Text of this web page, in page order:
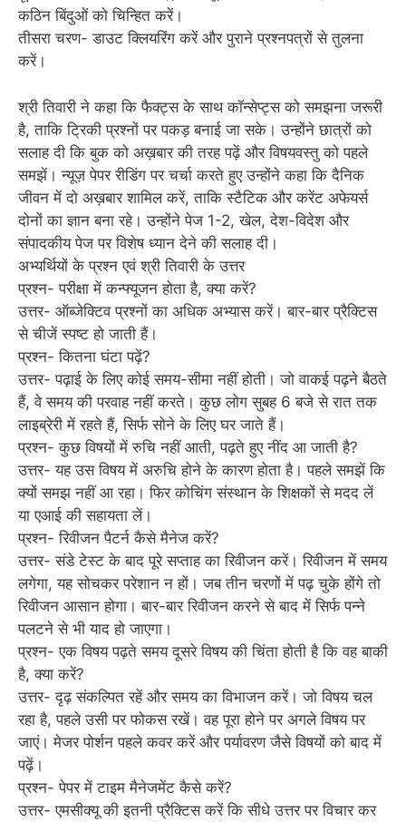
कठिन बिंदुओं को चिन्हित करें।
तीसरा चरण- डाउट क्लियरिंग करें और पुराने प्रश्नपत्रों से तुलना
करें।
श्री तिवारी ने कहा कि फैक्ट्स के साथ कॉन्सेप्ट्स को समझना जरूरी
है, ताकि ट्रिकी प्रश्नों पर पकड़ बनाई जा सके। उन्होंने छात्रों को
सलाह दी कि बुक को अख़बार की तरह पढ़ें और विषयवस्तु को पहले
समझें। न्यूज़ पेपर रीडिंग पर चर्चा करते हुए उन्होंने कहा कि दैनिक
जीवन में दो अख़बार शामिल करें, ताकि स्टैटिक और करेंट अफेयर्स
दोनों का ज्ञान बना रहे। उन्होंने पेज 1-2, खेल, देश-विदेश और
संपादकीय पेज पर विशेष ध्यान देने की सलाह दी।
अभ्यर्थियों के प्रश्न एवं श्री तिवारी के उत्तर
प्रश्न- परीक्षा में कन्फ्यूजन होता है, क्या करें?
उत्तर- ऑब्जेक्टिव प्रश्नों का अधिक अभ्यास करें। बार-बार प्रैक्टिस
से चीजें स्पष्ट हो जाती हैं।
प्रश्न- कितना घंटा पढ़ें?
उत्तर- पढ़ाई के लिए कोई समय-सीमा नहीं होती। जो वाकई पढ़ने बैठते
हैं, वे समय की परवाह नहीं करते। कुछ लोग सुबह 6 बजे से रात तक
लाइब्रेरी में रहते हैं, सिर्फ सोने के लिए घर जाते हैं।
प्रश्न- कुछ विषयों में रुचि नहीं आती, पढ़ते हुए नींद आ जाती है?
उत्तर- यह उस विषय में अरुचि होने के कारण होता है। पहले समझें कि
क्यों समझ नहीं आ रहा। फिर कोचिंग संस्थान के शिक्षकों से मदद लें
या एआई की सहायता लें।
प्रश्न- रिवीजन पैटर्न कैसे मैनेज करें?
उत्तर- संडे टेस्ट के बाद पूरे सप्ताह का रिवीजन करें। रिवीजन में समय
लगेगा, यह सोचकर परेशान न हों। जब तीन चरणों में पढ़ चुके होंगे तो
रिवीजन आसान होगा। बार-बार रिवीजन करने से बाद में सिर्फ पन्ने
पलटने से भी याद हो जाएगा।
प्रश्न- एक विषय पढ़ते समय दूसरे विषय की चिंता होती है कि वह बाकी
है, क्या करें?
उत्तर- दृढ़ संकल्पित रहें और समय का विभाजन करें। जो विषय चल
रहा है, पहले उसी पर फोकस रखें। वह पूरा होने पर अगले विषय पर
जाएं। मेजर पोर्शन पहले कवर करें और पर्यावरण जैसे विषयों को बाद में
पढ़ें।
प्रश्न- पेपर में टाइम मैनेजमेंट कैसे करें?
उत्तर- एमसीक्यू की इतनी प्रैक्टिस करें कि सीधे उत्तर पर विचार कर